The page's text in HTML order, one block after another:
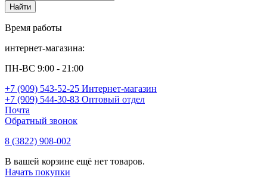
Время работы
интернет-магазина:
ПН-ВС 9:00 - 21:00
+7 (909) 543-52-25 Интернет-магазин
+7 (909) 544-30-83 Оптовый отдел
Почта
Обратный звонок
8 (3822) 908-002
В вашей корзине ещё нет товаров.
Начать покупки